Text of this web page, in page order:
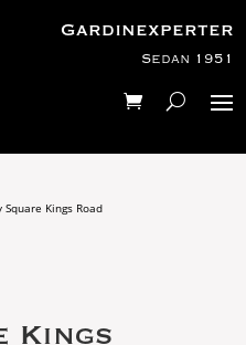
Gardinexperter
Sedan 1951
Kings Road
Kings